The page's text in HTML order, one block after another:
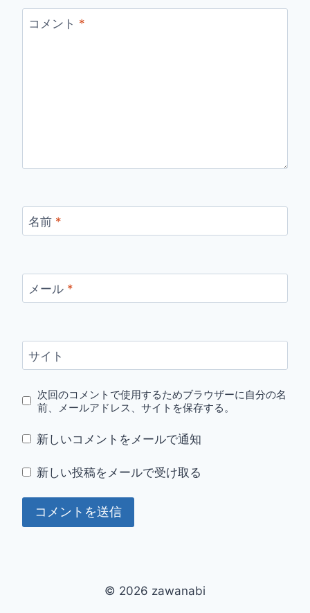
コメント *
名前 *
メール *
サイト
次回のコメントで使用するためブラウザーに自分の名
前、メールアドレス、サイトを保存する。
新しいコメントをメールで通知
新しい投稿をメールで受け取る
© 2026 zawanabi